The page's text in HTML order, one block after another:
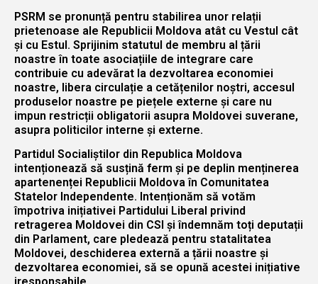
PSRM se pronunță pentru stabilirea unor relații
prietenoase ale Republicii Moldova atât cu Vestul cât
și cu Estul. Sprijinim statutul de membru al țării
noastre în toate asociațiile de integrare care
contribuie cu adevărat la dezvoltarea economiei
noastre, libera circulație a cetățenilor noștri, accesul
produselor noastre pe piețele externe și care nu
impun restricții obligatorii asupra Moldovei suverane,
asupra politicilor interne și externe.
Partidul Socialiștilor din Republica Moldova
intenționează să susțină ferm și pe deplin menținerea
apartenenței Republicii Moldova în Comunitatea
Statelor Independente. Intenționăm să votăm
împotriva inițiativei Partidului Liberal privind
retragerea Moldovei din CSI și îndemnăm toți deputații
din Parlament, care pledează pentru statalitatea
Moldovei, deschiderea externă a țării noastre și
dezvoltarea economiei, să se opună acestei inițiative